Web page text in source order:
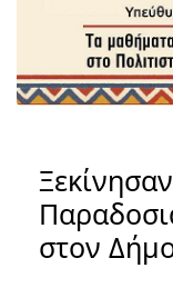
στον